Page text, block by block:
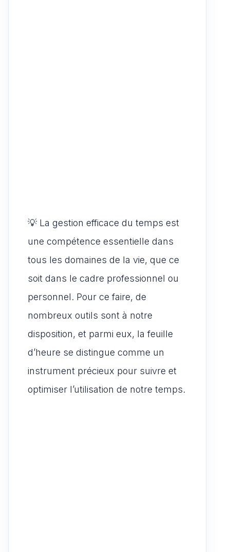
💡 La gestion efficace du temps est
une compétence essentielle dans
tous les domaines de la vie, que ce
soit dans le cadre professionnel ou
personnel. Pour ce faire, de
nombreux outils sont à notre
disposition, et parmi eux, la feuille
d’heure se distingue comme un
instrument précieux pour suivre et
optimiser l’utilisation de notre temps.